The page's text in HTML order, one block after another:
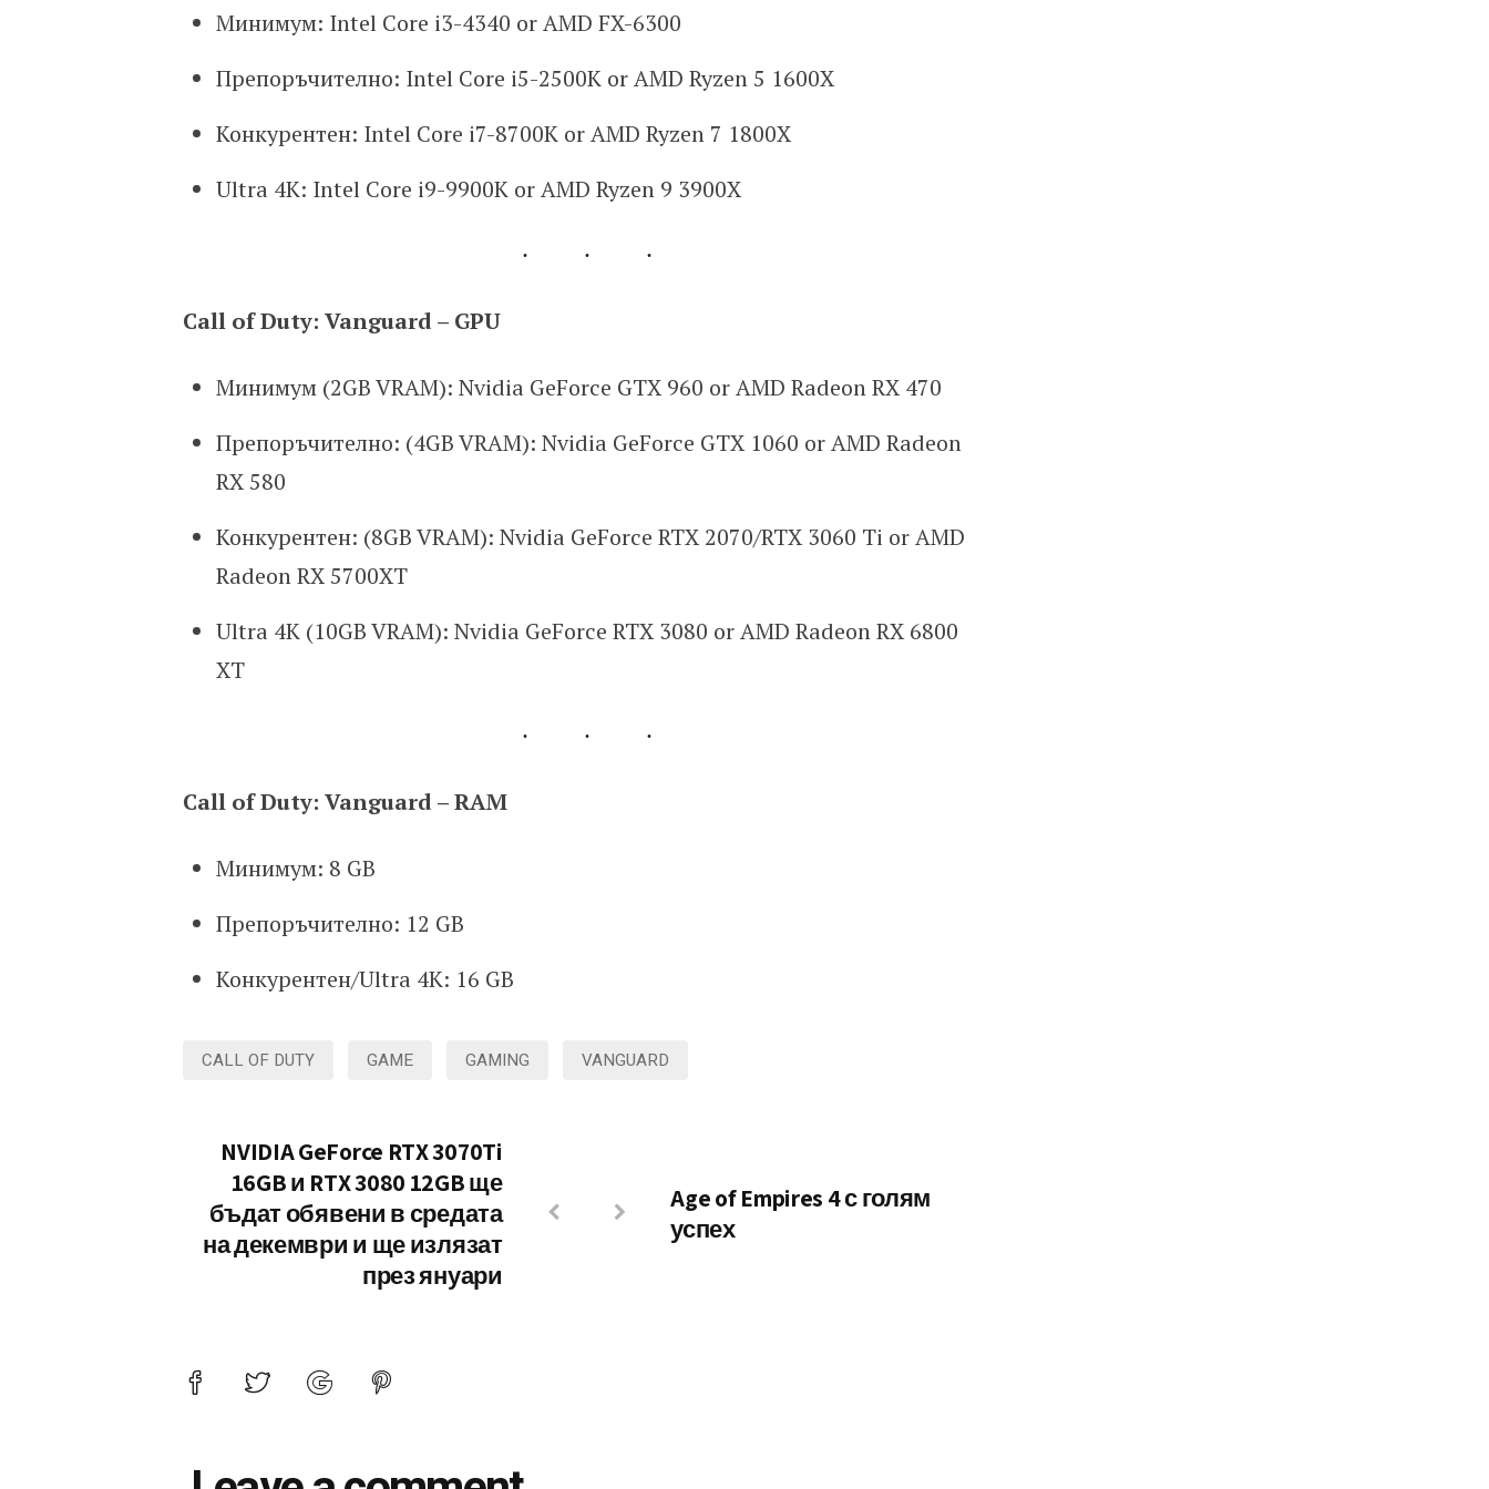
Минимум: Intel Core i3-4340 or AMD FX-6300
Препоръчително: Intel Core i5-2500K or AMD Ryzen 5 1600X
Конкурентен: Intel Core i7-8700K or AMD Ryzen 7 1800X
Ultra 4K: Intel Core i9-9900K or AMD Ryzen 9 3900X
Call of Duty: Vanguard – GPU
Минимум (2GB VRAM): Nvidia GeForce GTX 960 or AMD Radeon RX 470
Препоръчително: (4GB VRAM): Nvidia GeForce GTX 1060 or AMD Radeon
RX 580
Конкурентен: (8GB VRAM): Nvidia GeForce RTX 2070/RTX 3060 Ti or AMD
Radeon RX 5700XT
Ultra 4K (10GB VRAM): Nvidia GeForce RTX 3080 or AMD Radeon RX 6800
XT
Call of Duty: Vanguard – RAM
Минимум: 8 GB
Препоръчително: 12 GB
Конкурентен/Ultra 4K: 16 GB
CALL OF DUTY GAME GAMING VANGUARD
NVIDIA GeForce RTX 3070Ti
16GB и RTX 3080 12GB ще
бъдат обявени в средата
на декември и ще излязат
през януари
Age of Empires 4 с голям
успех